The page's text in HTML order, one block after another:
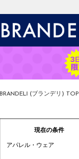
BRANDELI (ブランデリ) TOP
現在の条件
アパレル・ウェア